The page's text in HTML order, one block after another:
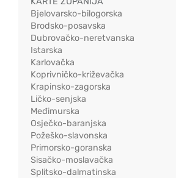
Bjelovarsko-bilogorska
Brodsko-posavska
Dubrovačko-neretvanska
Istarska
Karlovačka
Koprivničko-križevačka
Krapinsko-zagorska
Ličko-senjska
Međimurska
Osječko-baranjska
Požeško-slavonska
Primorsko-goranska
Sisačko-moslavačka
Splitsko-dalmatinska